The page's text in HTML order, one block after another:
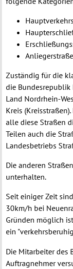
Zuständig für die
die Bundesrepublik
Land Nordrhein-
Kreis
alle diese Straßen
Teilen auch die
Landesbetriebs
Die anderen
unterhalten.
Seit einiger Zeit
30km/h bei
Gründen möglich
ein
Die Mitarbeiter des
Auftragnehmer